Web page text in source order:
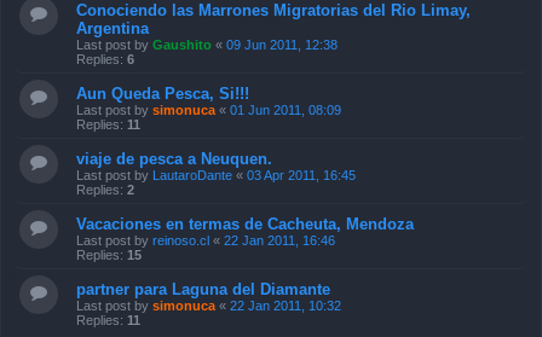
Conociendo las Marrones Migratorias del Rio Limay,
Argentina
Last post by Gaushito « 09 Jun 2011, 12:38
Replies: 6
Aun Queda Pesca, Si!!!
Last post by simonuca « 01 Jun 2011, 08:09
Replies: 11
viaje de pesca a Neuquen.
Last post by LautaroDante « 03 Apr 2011, 16:45
Replies: 2
Vacaciones en termas de Cacheuta, Mendoza
Last post by reinoso.cl « 22 Jan 2011, 16:46
Replies: 15
partner para Laguna del Diamante
Last post by simonuca « 22 Jan 2011, 10:32
Replies: 11